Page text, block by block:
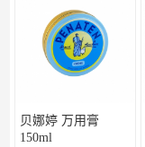
贝娜婷 万用膏
150ml